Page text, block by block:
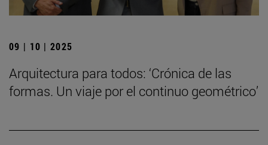
09 | 10 | 2025
Arquitectura para todos: ‘Crónica de las
formas. Un viaje por el continuo geométrico’